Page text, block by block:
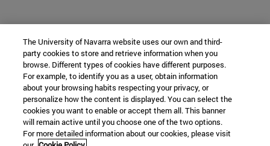
The University of Navarra website uses our own and third-
party cookies to store and retrieve information when you
browse. Different types of cookies have different purposes.
For example, to identify you as a user, obtain information
about your browsing habits respecting your privacy, or
personalize how the content is displayed. You can select the
cookies you want to enable or accept them all. This banner
will remain active until you choose one of the two options.
For more detailed information about our cookies, please visit